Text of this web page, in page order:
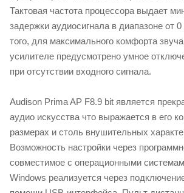
Тактовая частота процессора выдает
задержки аудиосигнала в диапазоне от
того, для максимального комфорта
усилителе предусмотрено умное
при отсутствии входного сигнала.
Audison Prima AP F8.9 bit является
аудио искусства что выражается в его
размерах и столь внушительных
Возможность настройки через
совместимое с операционными
Windows реализуется через